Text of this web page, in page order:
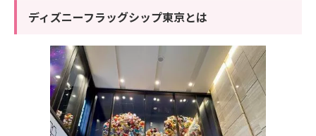
ディズニーフラッグシップ東京とは